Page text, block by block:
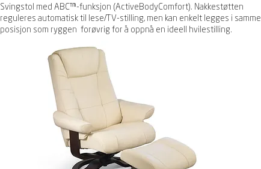
Svingstol med ABC™-funksjon (ActiveBodyComfort). Nakkestøtten
reguleres automatisk til lese/TV-stilling, men kan enkelt legges i samme
posisjon som ryggen forøvrig for å oppnå en ideell hvilestilling.